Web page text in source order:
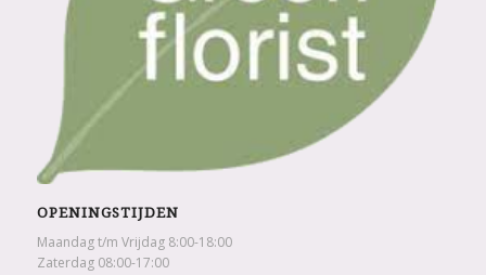
OPENINGSTIJDEN
Maandag t/m Vrijdag 8:00-18:00
Zaterdag 08:00-17:00